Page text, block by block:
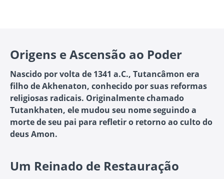
Origens e Ascensão ao Poder
Nascido por volta de 1341 a.C., Tutancâmon era
filho de Akhenaton, conhecido por suas reformas
religiosas radicais. Originalmente chamado
Tutankhaten, ele mudou seu nome seguindo a
morte de seu pai para refletir o retorno ao culto do
deus Amon.
Um Reinado de Restauração